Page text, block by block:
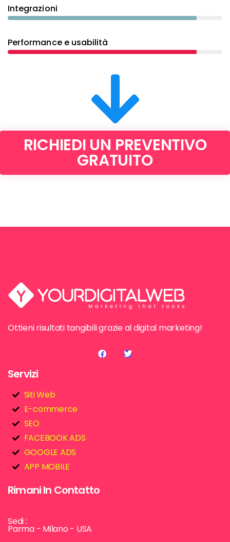
Integrazioni
Performance e usabilità
RICHIEDI UN PREVENTIVO
GRATUITO
Ottieni risultati tangibili grazie al digital marketing!
Servizi
Siti Web
E-commerce
SEO
FACEBOOK ADS
GOOGLE ADS
APP MOBILE
Rimani In Contatto
Sedi :
Parma - Milano - USA